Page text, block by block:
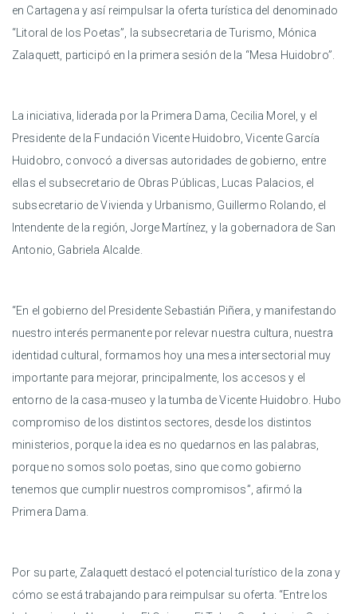
en Cartagena y así reimpulsar la oferta turística del denominado
“Litoral de los Poetas”, la subsecretaria de Turismo, Mónica
Zalaquett, participó en la primera sesión de la “Mesa Huidobro”.
La iniciativa, liderada por la Primera Dama, Cecilia Morel, y el
Presidente de la Fundación Vicente Huidobro, Vicente García
Huidobro, convocó a diversas autoridades de gobierno, entre
ellas el subsecretario de Obras Públicas, Lucas Palacios, el
subsecretario de Vivienda y Urbanismo, Guillermo Rolando, el
Intendente de la región, Jorge Martínez, y la gobernadora de San
Antonio, Gabriela Alcalde.
“En el gobierno del Presidente Sebastián Piñera, y manifestando
nuestro interés permanente por relevar nuestra cultura, nuestra
identidad cultural, formamos hoy una mesa intersectorial muy
importante para mejorar, principalmente, los accesos y el
entorno de la casa-museo y la tumba de Vicente Huidobro. Hubo
compromiso de los distintos sectores, desde los distintos
ministerios, porque la idea es no quedarnos en las palabras,
porque no somos solo poetas, sino que como gobierno
tenemos que cumplir nuestros compromisos”, afirmó la
Primera Dama.
Por su parte, Zalaquett destacó el potencial turístico de la zona y
cómo se está trabajando para reimpulsar su oferta. “Entre los